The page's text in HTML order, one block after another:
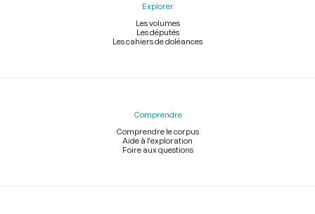
Explorer
Les volumes
Les députés
Les cahiers de doléances
Comprendre
Comprendre le corpus
Aide à l'exploration
Foire aux questions